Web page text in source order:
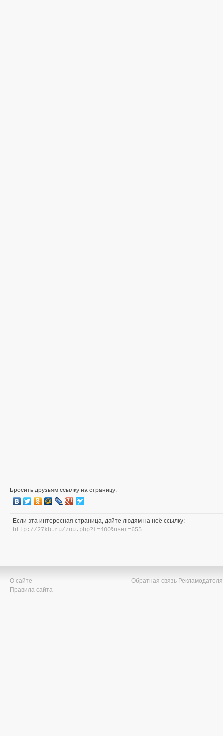
Бросить друзьям ссылку на страницу:
Если эта интересная страница, дайте людям на неё ссылку:
http://27kb.ru/zou.php?f=400&user=655
О сайте
Правила сайта
Обратная связь